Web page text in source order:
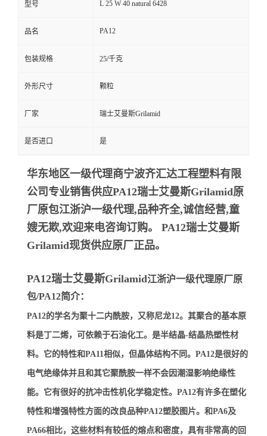
型号 L 25 W 40 natural 6428
品名 PA12
包装规格 25/千克
外形尺寸 颗粒
厂家 瑞士艾曼斯Grilamid
是否进口 是
华东地区一级代理商宁波齐汇达工程塑料有限
公司专业销售供应PA12瑞士艾曼斯Grilamid原
厂原包江浙沪一级代理,品种齐全,诚信经营,童
嫂无欺,欢迎来电咨询订购。 PA12瑞士艾曼斯
Grilamid现货供应原厂正品。
PA12瑞士艾曼斯Grilamid江浙沪一级代理原厂原
包/PA12简介：
PA12的学名为聚十二内酰胺，又称尼龙12。其聚合的基本原
料是丁二烯，可依赖于石油化工。是半结晶-结晶热塑性材
料。它的特性和PA11相似，但晶体结构不同。PA12是很好的
电气绝缘体并且和其它聚酰胺一样不会因潮湿影响绝缘性
能。它有很好的抗冲击性机化学稳定性。PA12有许多在塑化
特性和增强特性方面的改良品种PA12塑胶图片。和PA6及
PA66相比，这些材料有较低的熔点和密度，具有非常高的回